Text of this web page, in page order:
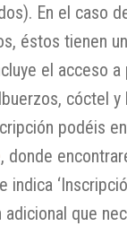
En el caso
éstos tienen
el acceso
cóctel
podéis
, donde
indica
adicional que